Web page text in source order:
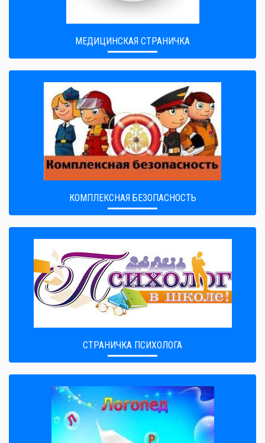
МЕДИЦИНСКАЯ СТРАНИЧКА
КОМПЛЕКСНАЯ БЕЗОПАСНОСТЬ
СТРАНИЧКА ПСИХОЛОГА